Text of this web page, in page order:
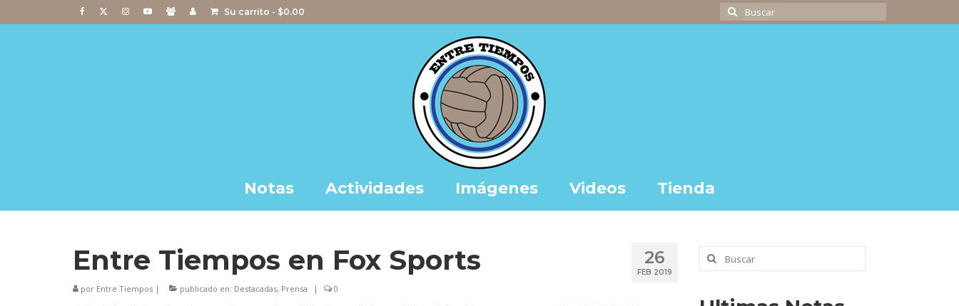
Su carrito - $0.00
Buscar
por:
Notas Actividades Imágenes Videos Tienda
26
FEB 2019
Entre Tiempos en Fox Sports
por Entre Tiempos | publicado en: Destacadas, Prensa | 0
Buscar
por: